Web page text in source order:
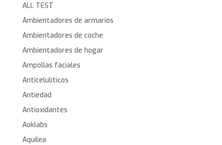
ALL TEST
Ambientadores de armarios
Ambientadores de coche
Ambientadores de hogar
Ampollas faciales
Anticelulíticos
Antiedad
Antioxidantes
Aoklabs
Aquilea